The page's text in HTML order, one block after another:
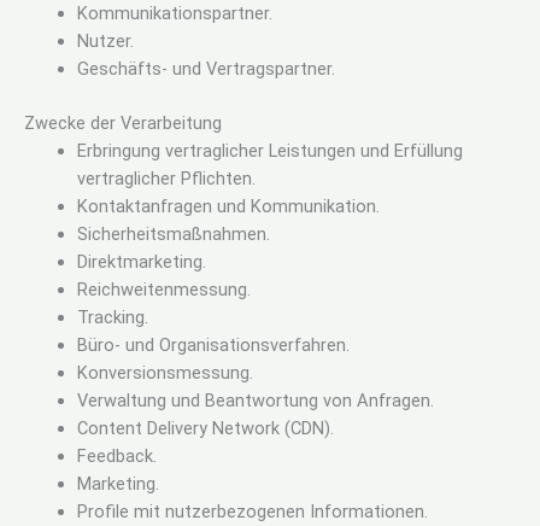
Kommunikationspartner.
Nutzer.
Geschäfts- und Vertragspartner.
Zwecke der Verarbeitung
Erbringung vertraglicher Leistungen und Erfüllung
vertraglicher Pflichten.
Kontaktanfragen und Kommunikation.
Sicherheitsmaßnahmen.
Direktmarketing.
Reichweitenmessung.
Tracking.
Büro- und Organisationsverfahren.
Konversionsmessung.
Verwaltung und Beantwortung von Anfragen.
Content Delivery Network (CDN).
Feedback.
Marketing.
Profile mit nutzerbezogenen Informationen.